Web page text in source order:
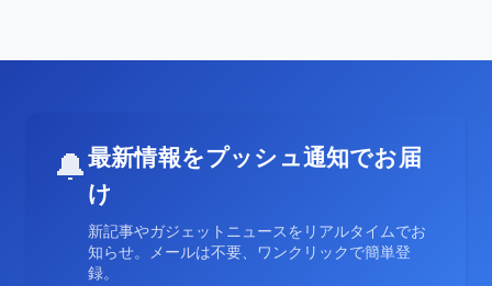
🔔最新情報をプッシュ通知でお届
け
新記事やガジェットニュースをリアルタイムでお
知らせ。メールは不要、ワンクリックで簡単登
録。